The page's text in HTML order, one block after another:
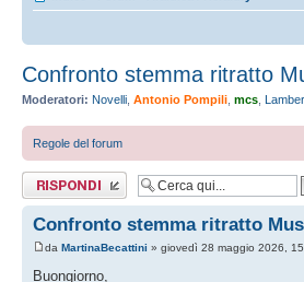
Confronto stemma ritratto
Moderatori: Novelli Antonio Pompili mcs
Regole del forum
Rispondi al
messaggio
Confronto stemma ritratto
da MartinaBecattini » giovedì 28 maggio 2026,
Buongiorno,